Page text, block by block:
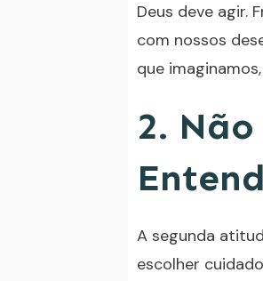
Deus deve agir.
com nossos
que
2.
A segunda
escolher